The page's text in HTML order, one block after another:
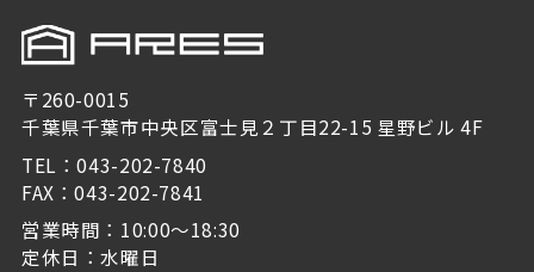
〒260-0015
千葉県千葉市中央区富士見２丁目22-15 星野ビル 4F
TEL：043-202-7840
FAX：043-202-7841
営業時間：10:00～18:30
定休日：水曜日